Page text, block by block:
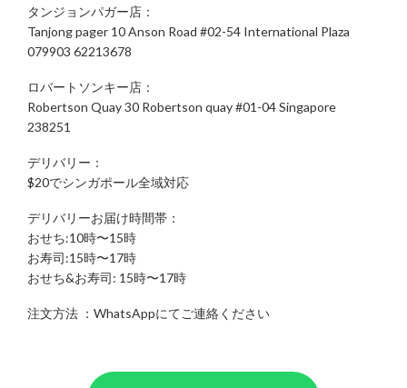
タンジョンパガー店：
Tanjong pager 10 Anson Road #02-54 International Plaza
079903 62213678
ロバートソンキー店：
Robertson Quay 30 Robertson quay #01-04 Singapore
238251
デリバリー：
$20でシンガポール全域対応
デリバリーお届け時間帯：
おせち:10時〜15時
お寿司:15時〜17時
おせち&お寿司: 15時〜17時
注文方法 ：WhatsAppにてご連絡ください